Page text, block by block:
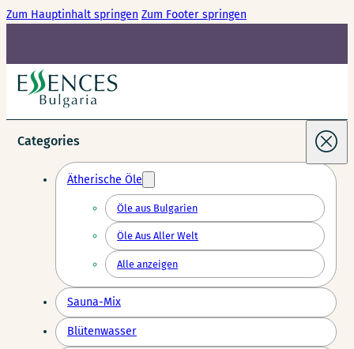
Zum Hauptinhalt springen Zum Footer springen
Categories
Ätherische Öle
Öle aus Bulgarien
Öle Aus Aller Welt
Alle anzeigen
Sauna-Mix
Blütenwasser